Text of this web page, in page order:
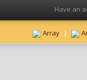
Have an
Array |